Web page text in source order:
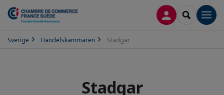
LOGGA INSEARCH
Sverige Handelskammaren Stadgar
Stadgar